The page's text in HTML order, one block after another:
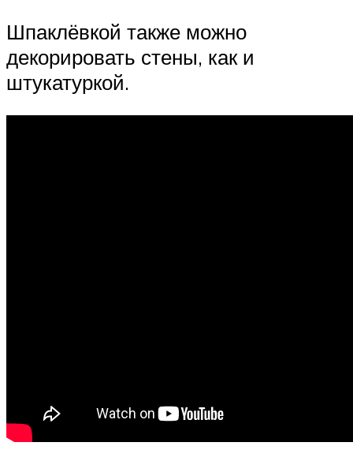
Шпаклёвкой также можно
декорировать стены, как и
штукатуркой.